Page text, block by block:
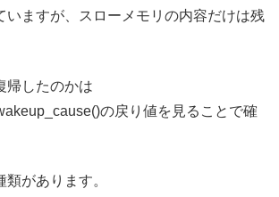
いますが、スローメモリの内容だけは残
帰したのかは
の戻り値を見ることで確
があります。